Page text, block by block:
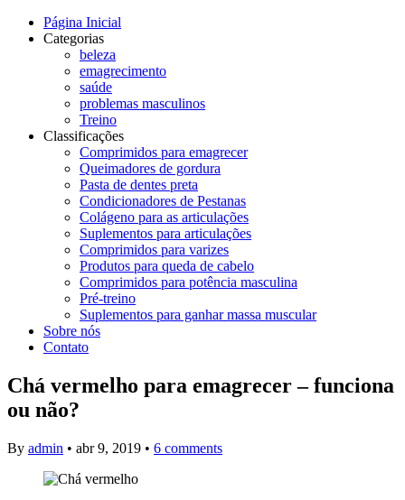
Página Inicial
Categorias
beleza
emagrecimento
saúde
problemas masculinos
Treino
Classificações
Comprimidos para emagrecer
Queimadores de gordura
Pasta de dentes preta
Condicionadores de Pestanas
Colágeno para as articulações
Suplementos para articulações
Comprimidos para varizes
Produtos para queda de cabelo
Comprimidos para potência masculina
Pré-treino
Suplementos para ganhar massa muscular
Sobre nós
Contato
Chá vermelho para emagrecer – funciona
ou não?
By admin • abr 9, 2019 • 6 comments